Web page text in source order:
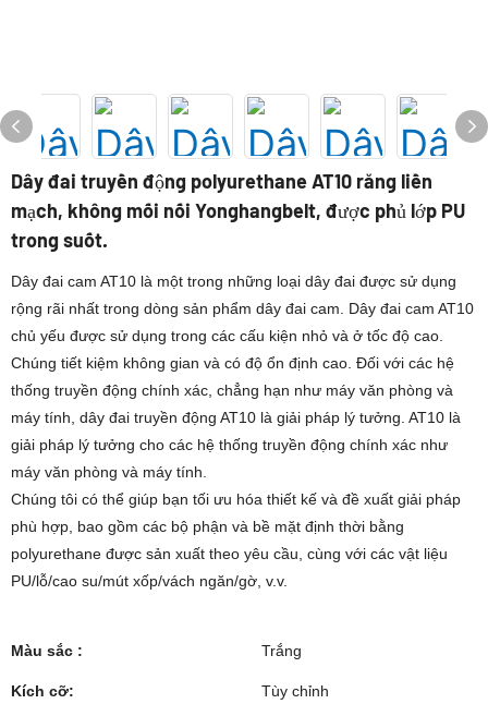
Dây đai truyền động polyurethane AT10 răng liền
mạch, không mối nối Yonghangbelt, được phủ lớp PU
trong suốt.
Dây đai cam AT10 là một trong những loại dây đai được sử dụng
rộng rãi nhất trong dòng sản phẩm dây đai cam. Dây đai cam AT10
chủ yếu được sử dụng trong các cấu kiện nhỏ và ở tốc độ cao.
Chúng tiết kiệm không gian và có độ ổn định cao. Đối với các hệ
thống truyền động chính xác, chẳng hạn như máy văn phòng và
máy tính, dây đai truyền động AT10 là giải pháp lý tưởng. AT10 là
giải pháp lý tưởng cho các hệ thống truyền động chính xác như
máy văn phòng và máy tính.
Chúng tôi có thể giúp bạn tối ưu hóa thiết kế và đề xuất giải pháp
phù hợp, bao gồm các bộ phận và bề mặt định thời bằng
polyurethane được sản xuất theo yêu cầu, cùng với các vật liệu
PU/lỗ/cao su/mút xốp/vách ngăn/gờ, v.v.
Màu sắc : Trắng
Kích cỡ: Tùy chỉnh